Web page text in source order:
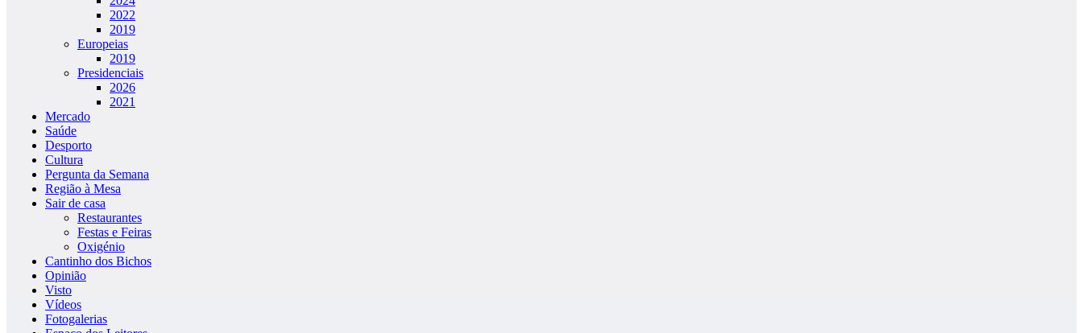
2022
2019
Europeias
2019
Presidenciais
2026
2021
Mercado
Saúde
Desporto
Cultura
Pergunta da Semana
Região à Mesa
Sair de casa
Restaurantes
Festas e Feiras
Oxigénio
Cantinho dos Bichos
Opinião
Visto
Vídeos
Fotogalerias